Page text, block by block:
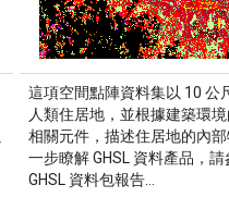
這項空間點陣資料集以 10 公
人類住居地，並根據建築環
相關元件，描述住居地的內
一步瞭解 GHSL 資料產品，
GHSL 資料包報告…